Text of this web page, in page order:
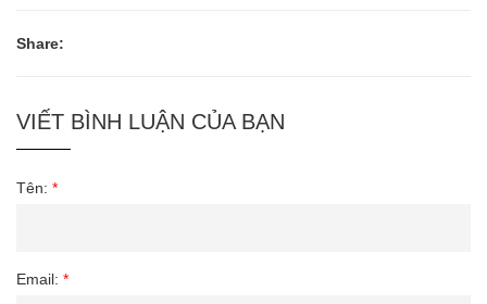
Share:
VIẾT BÌNH LUẬN CỦA BẠN
Tên: *
Email: *